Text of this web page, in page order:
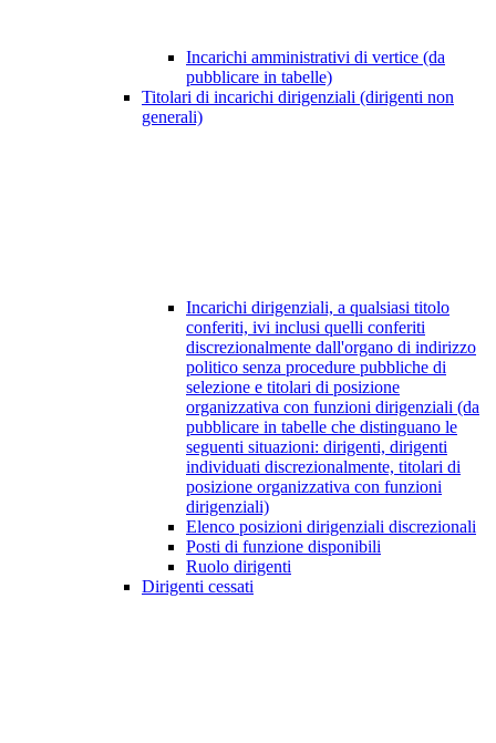
Incarichi amministrativi di vertice (da
pubblicare in tabelle)
Titolari di incarichi dirigenziali (dirigenti non
generali)
Incarichi dirigenziali, a qualsiasi titolo
conferiti, ivi inclusi quelli conferiti
discrezionalmente dall'organo di indirizzo
politico senza procedure pubbliche di
selezione e titolari di posizione
organizzativa con funzioni dirigenziali (da
pubblicare in tabelle che distinguano le
seguenti situazioni: dirigenti, dirigenti
individuati discrezionalmente, titolari di
posizione organizzativa con funzioni
dirigenziali)
Elenco posizioni dirigenziali discrezionali
Posti di funzione disponibili
Ruolo dirigenti
Dirigenti cessati